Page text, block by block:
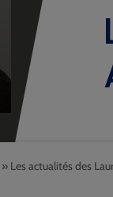
» Les actualités des